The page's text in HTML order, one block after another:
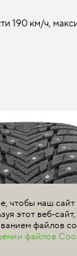
190 км/ч,
чтобы наш сайт
этот веб-сайт,
файлов
файлов